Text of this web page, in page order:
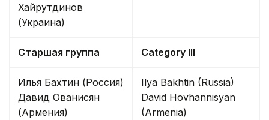
Хайрутдинов
(Украина)
Старшая группа Category III
Илья Бахтин (Россия)
Давид Ованисян
(Армения)
Ilya Bakhtin (Russia)
David Hovhannisyan
(Armenia)